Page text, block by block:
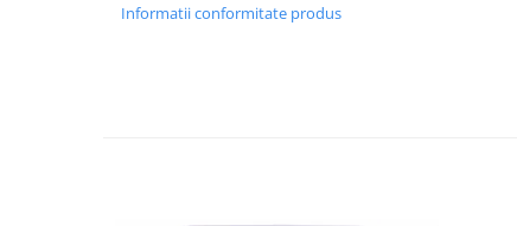
Informatii conformitate produs